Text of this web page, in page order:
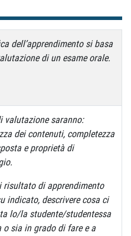
dell’apprendimento si basa
di un esame orale.
valutazione saranno:
dei contenuti, completezza
e proprietà di
risultato di apprendimento
indicato, descrivere cosa ci
lo/la studente/studentessa
o sia in grado di fare e a